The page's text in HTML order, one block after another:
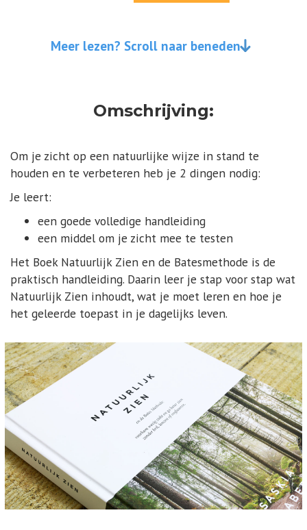
Meer lezen? Scroll naar beneden
Omschrijving:
Om je zicht op een natuurlijke wijze in stand te
houden en te verbeteren heb je 2 dingen nodig:
Je leert:
een goede volledige handleiding
een middel om je zicht mee te testen
Het Boek Natuurlijk Zien en de Batesmethode is de
praktisch handleiding. Daarin leer je stap voor stap wat
Natuurlijk Zien inhoudt, wat je moet leren en hoe je
het geleerde toepast in je dagelijks leven.